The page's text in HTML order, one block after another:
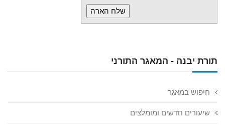
תורת יבנה - המאגר התורני
חיפוש במאגר
שיעורים חדשים ומומלצים